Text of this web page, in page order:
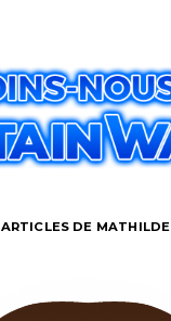
ARTICLES DE MATHILDE